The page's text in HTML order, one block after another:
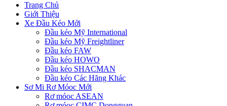
Trang Chủ
Giới Thiệu
Xe Đầu Kéo Mới
Đầu kéo Mỹ International
Đầu kéo Mỹ Freightliner
Đầu kéo FAW
Đầu kéo HOWO
Đầu kéo SHACMAN
Đầu kéo Các Hãng Khác
Sơ Mi Rơ Móoc Mới
Rơ móoc ASEAN